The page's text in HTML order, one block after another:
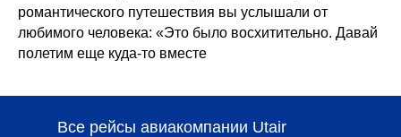
романтического путешествия вы услышали от
любимого человека: «Это было восхитительно. Давай
полетим еще куда-то вместе
Все рейсы авиакомпании Utair